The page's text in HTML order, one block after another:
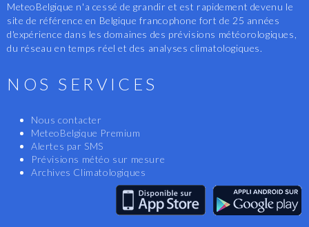
MeteoBelgique n'a cessé de grandir et est rapidement devenu le
site de référence en Belgique francophone fort de 25 années
d'expérience dans les domaines des prévisions météorologiques,
du réseau en temps réel et des analyses climatologiques.
NOS SERVICES
Nous contacter
MeteoBelgique Premium
Alertes par SMS
Prévisions météo sur mesure
Archives Climatologiques